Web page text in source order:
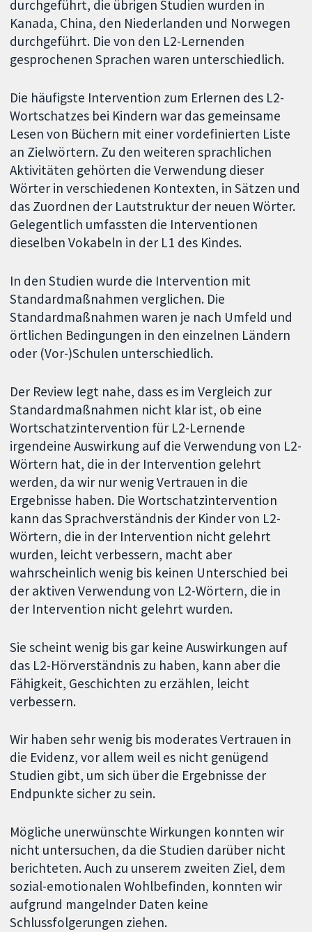
durchgeführt, die übrigen Studien wurden in
Kanada, China, den Niederlanden und Norwegen
durchgeführt. Die von den L2-Lernenden
gesprochenen Sprachen waren unterschiedlich.
Die häufigste Intervention zum Erlernen des L2-
Wortschatzes bei Kindern war das gemeinsame
Lesen von Büchern mit einer vordefinierten Liste
an Zielwörtern. Zu den weiteren sprachlichen
Aktivitäten gehörten die Verwendung dieser
Wörter in verschiedenen Kontexten, in Sätzen und
das Zuordnen der Lautstruktur der neuen Wörter.
Gelegentlich umfassten die Interventionen
dieselben Vokabeln in der L1 des Kindes.
In den Studien wurde die Intervention mit
Standardmaßnahmen verglichen. Die
Standardmaßnahmen waren je nach Umfeld und
örtlichen Bedingungen in den einzelnen Ländern
oder (Vor-)Schulen unterschiedlich.
Der Review legt nahe, dass es im Vergleich zur
Standardmaßnahmen nicht klar ist, ob eine
Wortschatzintervention für L2-Lernende
irgendeine Auswirkung auf die Verwendung von L2-
Wörtern hat, die in der Intervention gelehrt
werden, da wir nur wenig Vertrauen in die
Ergebnisse haben. Die Wortschatzintervention
kann das Sprachverständnis der Kinder von L2-
Wörtern, die in der Intervention nicht gelehrt
wurden, leicht verbessern, macht aber
wahrscheinlich wenig bis keinen Unterschied bei
der aktiven Verwendung von L2-Wörtern, die in
der Intervention nicht gelehrt wurden.
Sie scheint wenig bis gar keine Auswirkungen auf
das L2-Hörverständnis zu haben, kann aber die
Fähigkeit, Geschichten zu erzählen, leicht
verbessern.
Wir haben sehr wenig bis moderates Vertrauen in
die Evidenz, vor allem weil es nicht genügend
Studien gibt, um sich über die Ergebnisse der
Endpunkte sicher zu sein.
Mögliche unerwünschte Wirkungen konnten wir
nicht untersuchen, da die Studien darüber nicht
berichteten. Auch zu unserem zweiten Ziel, dem
sozial-emotionalen Wohlbefinden, konnten wir
aufgrund mangelnder Daten keine
Schlussfolgerungen ziehen.